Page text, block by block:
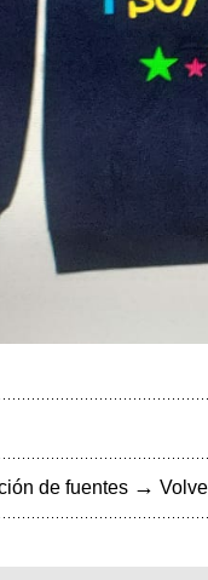
de fuentes →